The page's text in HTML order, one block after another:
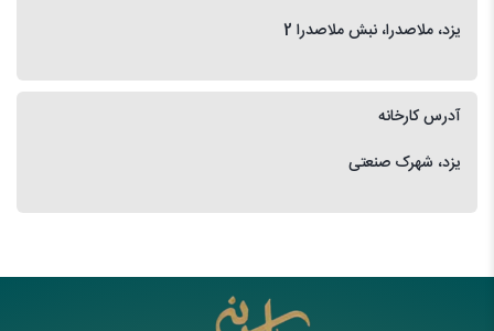
یزد، ملاصدرا، نبش ملاصدرا 2
آدرس کارخانه
یزد، شهرک صنعتی